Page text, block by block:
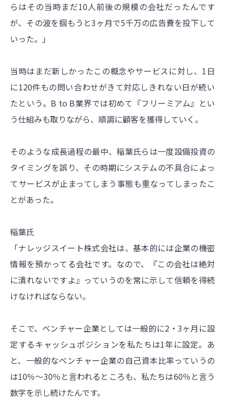
らはその当時まだ10人前後の規模の会社だったんです
が、その波を掴もうと3ヶ月で5千万の広告費を投下して
いった。」
当時はまだ新しかったこの概念やサービスに対し、1日
に120件もの問い合わせがきて対応しきれない日が続い
たという。B to B業界では初めて『フリーミアム』とい
う仕組みも取りながら、順調に顧客を獲得していく。
そのような成長過程の最中、稲葉氏らは一度設備投資の
タイミングを誤り、その時期にシステムの不具合によっ
てサービスが止まってしまう事態も重なってしまったこ
とがあった。
稲葉氏
「ナレッジスイート株式会社は、基本的には企業の機密
情報を預かってる会社です。なので、『この会社は絶対
に潰れないですよ』っていうのを常に示して信頼を得続
けなければならない。
そこで、ベンチャー企業としては一般的に2・3ヶ月に設
定するキャッシュポジションを私たちは1年に設定。あ
と、一般的なベンチャー企業の自己資本比率っていうの
は10％〜30％と言われるところも、私たちは60％と言う
数字を示し続けたんです。